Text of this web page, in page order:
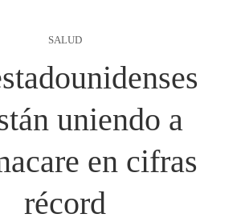
SALUD
uniendo a
en cifras
récord